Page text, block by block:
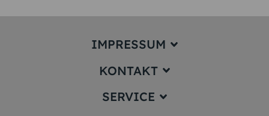
IMPRESSUM
Impressum
KONTAKT
service@karten-paradies.de
SERVICE